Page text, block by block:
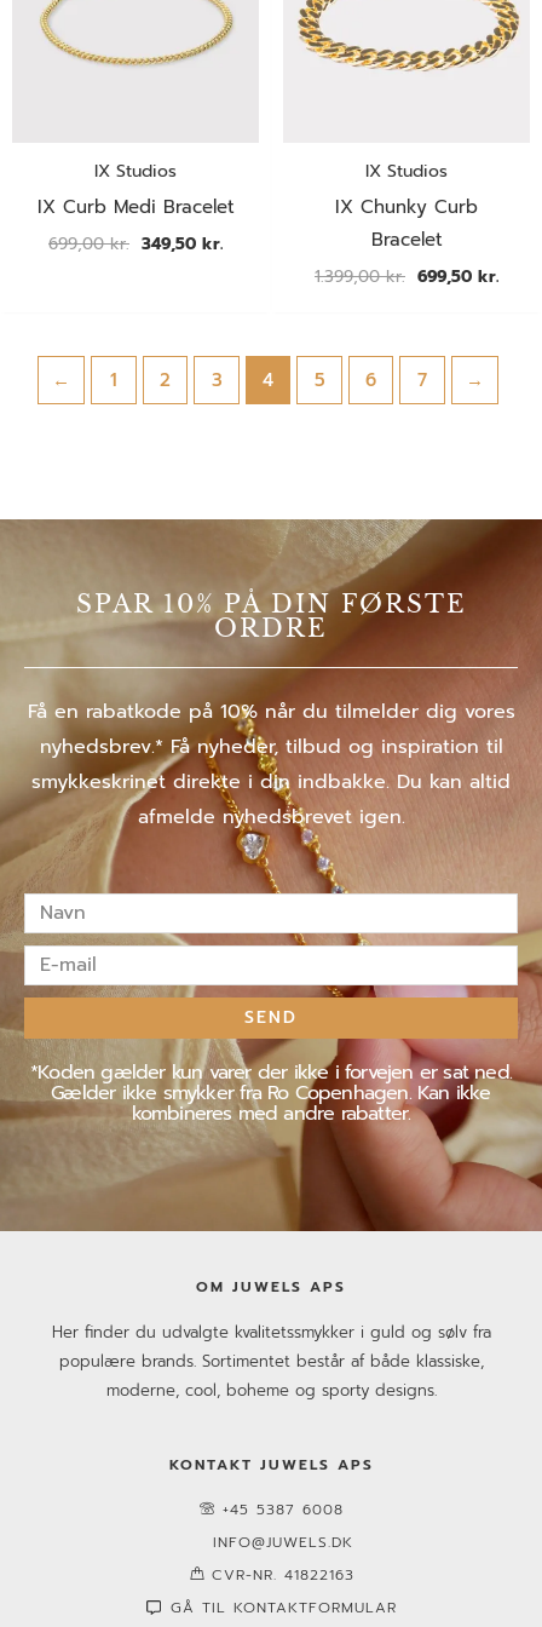
IX Studios
IX Curb Medi Bracelet
699,00kr. 349,50 kr.
IX Studios
IX Chunky Curb
Bracelet
1.399,00kr. 699,50 kr.
← 1 2 3 4 5 6 7 →
SPAR 10% PÅ DIN FØRSTE
ORDRE
Få en rabatkode på 10% når du tilmelder dig vores
nyhedsbrev.* Få nyheder, tilbud og inspiration til
smykkeskrinet direkte i din indbakke. Du kan altid
afmelde nyhedsbrevet igen.
Navn
E-
mail
SEND
*Koden gælder kun varer der ikke i forvejen er sat ned.
Gælder ikke smykker fra Ro Copenhagen. Kan ikke
kombineres med andre rabatter.
OM JUWELS APS
Her finder du udvalgte kvalitetssmykker i guld og sølv fra
populære brands. Sortimentet består af både klassiske,
moderne, cool, boheme og sporty designs.
KONTAKT JUWELS APS
+45 5387 6008
INFO@JUWELS.DK
CVR-NR. 41822163
GÅ TIL KONTAKTFORMULAR